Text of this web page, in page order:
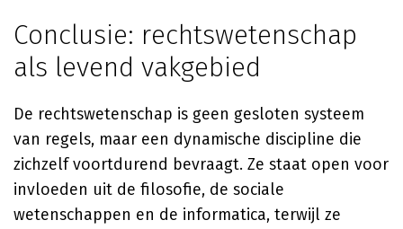
Conclusie: rechtswetenschap
als levend vakgebied
De rechtswetenschap is geen gesloten systeem
van regels, maar een dynamische discipline die
zichzelf voortdurend bevraagt. Ze staat open voor
invloeden uit de filosofie, de sociale
wetenschappen en de informatica, terwijl ze